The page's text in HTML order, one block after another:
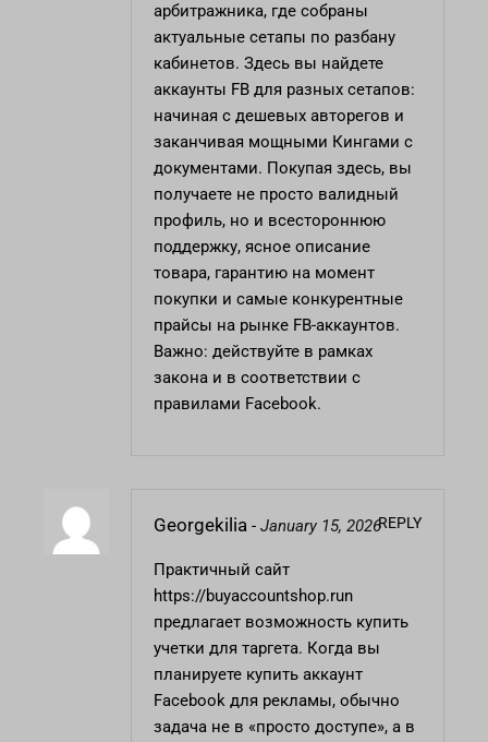
арбитражника, где собраны
актуальные сетапы по разбану
кабинетов. Здесь вы найдете
аккаунты FB для разных сетапов:
начиная с дешевых авторегов и
заканчивая мощными Кингами с
документами. Покупая здесь, вы
получаете не просто валидный
профиль, но и всестороннюю
поддержку, ясное описание
товара, гарантию на момент
покупки и самые конкурентные
прайсы на рынке FB-аккаунтов.
Важно: действуйте в рамках
закона и в соответствии с
правилами Facebook.
Georgekilia - January 15, 2026REPLY
Практичный сайт
https://buyaccountshop.run
предлагает возможность купить
учетки для таргета. Когда вы
планируете купить аккаунт
Facebook для рекламы, обычно
задача не в «просто доступе», а в